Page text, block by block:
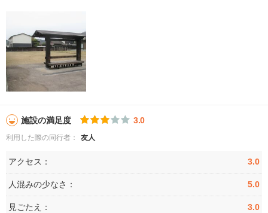
施設の満足度 3.0
利用した際の同行者： 友人
アクセス： 3.0
人混みの少なさ： 5.0
見ごたえ： 3.0